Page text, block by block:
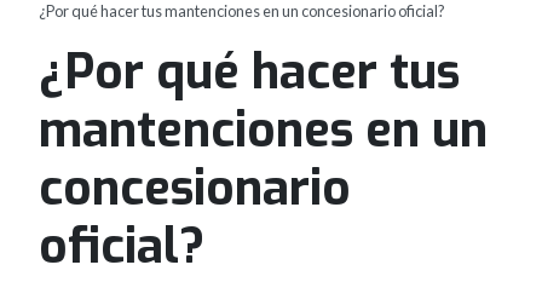
¿Por qué hacer tus mantenciones en un concesionario oficial?
¿Por qué hacer tus
mantenciones en un
concesionario
oficial?